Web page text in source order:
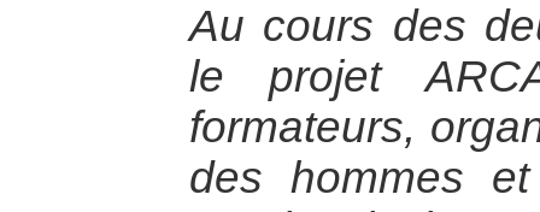
Au cours des
le projet
formateurs,
des hommes